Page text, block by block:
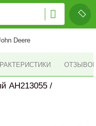
Deere
ОТЗЫВОВ
AH213055 /